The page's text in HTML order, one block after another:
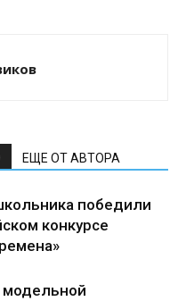
ЕЩЕ ОТ АВТОРА
победили
конкурсе